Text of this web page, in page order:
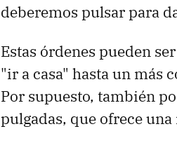
deberemos pulsar para
Estas órdenes pueden
"ir a casa" hasta un más
Por supuesto, también
pulgadas, que ofrece